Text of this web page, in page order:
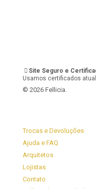
Site Seguro e
Usamos certificados
© 2026 Fellicia.
Trocas e Devoluções
Ajuda e FAQ
Arquitetos
Lojistas
Contato